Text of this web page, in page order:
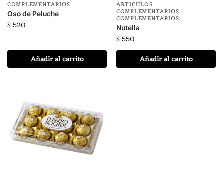
COMPLEMENTARIOS
Oso de Peluche
$ 520
Añadir al carrito
ARTICULOS
COMPLEMENTARIOS
COMPLEMENTARIOS
Nutella
$ 550
Añadir al carrito